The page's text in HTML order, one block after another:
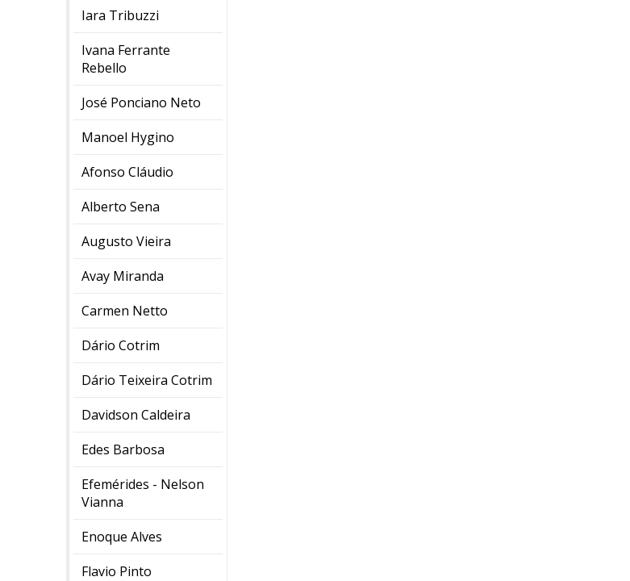
Iara Tribuzzi
Ivana Ferrante
Rebello
José Ponciano Neto
Manoel Hygino
Afonso Cláudio
Alberto Sena
Augusto Vieira
Avay Miranda
Carmen Netto
Dário Cotrim
Dário Teixeira Cotrim
Davidson Caldeira
Edes Barbosa
Efemérides - Nelson
Vianna
Enoque Alves
Flavio Pinto